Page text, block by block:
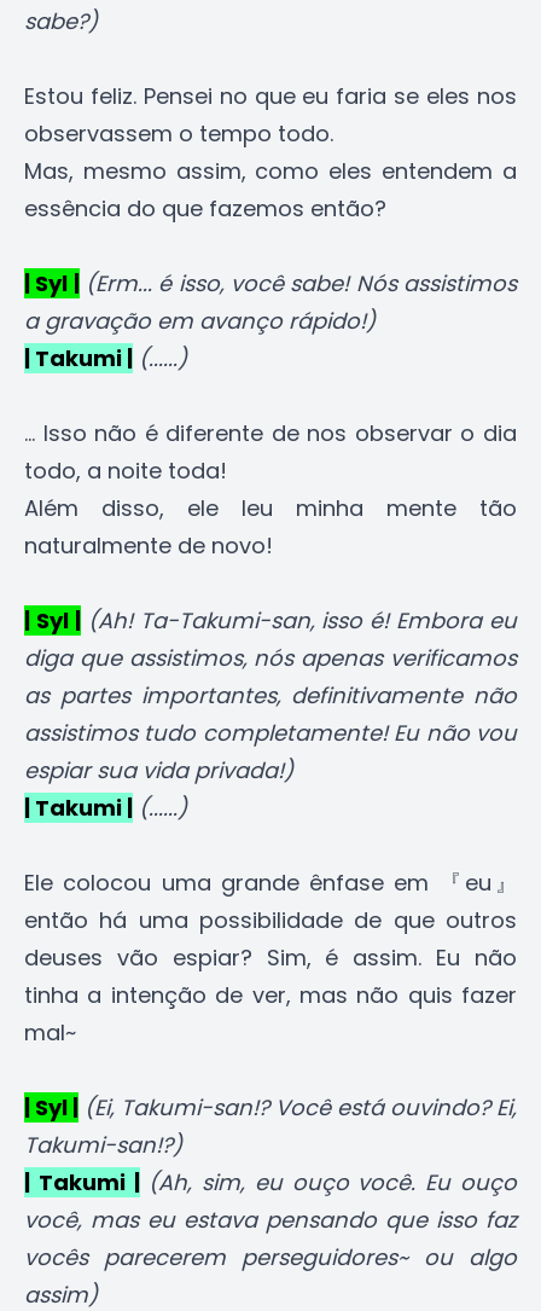
sabe?)
Estou feliz. Pensei no que eu faria se eles nos
observassem o tempo todo.
Mas, mesmo assim, como eles entendem a
essência do que fazemos então?
| Syl | (Erm... é isso, você sabe! Nós assistimos
a gravação em avanço rápido!)
| Takumi | (......)
... Isso não é diferente de nos observar o dia
todo, a noite toda!
Além disso, ele leu minha mente tão
naturalmente de novo!
| Syl | (Ah! Ta-Takumi-san, isso é! Embora eu
diga que assistimos, nós apenas verificamos
as partes importantes, definitivamente não
assistimos tudo completamente! Eu não vou
espiar sua vida privada!)
| Takumi | (......)
Ele colocou uma grande ênfase em 『eu』
então há uma possibilidade de que outros
deuses vão espiar? Sim, é assim. Eu não
tinha a intenção de ver, mas não quis fazer
mal~
| Syl | (Ei, Takumi-san!? Você está ouvindo? Ei,
Takumi-san!?)
| Takumi | (Ah, sim, eu ouço você. Eu ouço
você, mas eu estava pensando que isso faz
vocês parecerem perseguidores~ ou algo
assim)